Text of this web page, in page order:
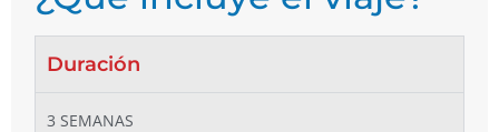
Duración
3 SEMANAS